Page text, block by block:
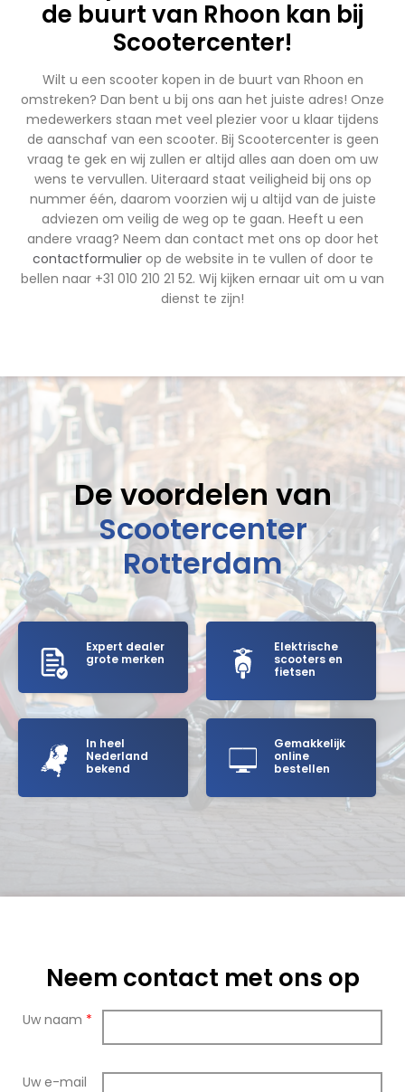
de buurt van Rhoon kan bij
Scootercenter!
Wilt u een scooter kopen in de buurt van Rhoon en
omstreken? Dan bent u bij ons aan het juiste adres! Onze
medewerkers staan met veel plezier voor u klaar tijdens
de aanschaf van een scooter. Bij Scootercenter is geen
vraag te gek en wij zullen er altijd alles aan doen om uw
wens te vervullen. Uiteraard staat veiligheid bij ons op
nummer één, daarom voorzien wij u altijd van de juiste
adviezen om veilig de weg op te gaan. Heeft u een
andere vraag? Neem dan contact met ons op door het
contactformulierop de website in te vullen of door te
bellen naar +31 010 210 21 52. Wij kijken ernaar uit om u van
dienst te zijn!
De voordelen van
Scootercenter
Rotterdam
Expert dealer
grote merken
Elektrische
scooters en
fietsen
In heel
Nederland
bekend
Gemakkelijk
online
bestellen
Neem contact met ons op
Uw naam *
Uw e-mail